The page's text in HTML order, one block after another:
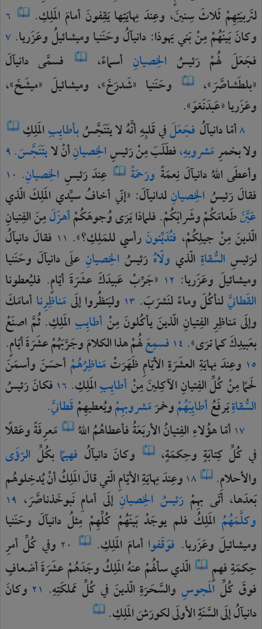
لتَربيَتِهِمْثَلاثَسِنينَ، وعِندَنِهايَتِهايَقِفونَ أمامَالمَلِكِ. ٦
وكانَبَينَهُمْمِنْبَنييَهوذا:دانيآلُوحَنَنياوميشائيلُوعَزَريا. ٧
فجَعَلَلهُمْرَئيسُ الخِصيانِ أسماءً، فسمَّى دانيآلَ
«بلطَشاصَّرَ»،
وحَنَنيا «شَدرَخَ»، وميشائيلَ «ميشَخَ»،
وعَزَريا«عَبدَنَغوَ».
٨أمّادانيآلُفجَعَلَفيقَلبِهِأنَّهُلايتَنَجَّسُبأطايِبِالمَلِكِ
ولابخمرِمَشروبهِ،فطَلَبَمِنْرَئيسِالخِصيانِأنْلايتَنَجَّسَ.٩
وأعطَىاللهُدانيآلَنِعمَةً ورَحمَةً عِندَرَئيسِالخِصيانِ. ١٠
فقالَرَئيسُالخِصيانِلدانيآلَ: «إنّيأخافُسيِّديالمَلِكَالّذي
عَيَّنَطَعامَكُمْوشَرابَكُمْ.فلماذايَرَىوُجوهَكُمْأهزَلَمِنَالفِتيانِ
الّذينَمِنْجيلِكُمْ، فتُدَيِّنونَرأسيللمَلِكِ؟». ١١ فقالَدانيآلُ
لرَئيسِ السُّقاةِالّذي ولّاهُرَئيسُ الخِصيانِ علَىدانيآلَ وحَنَنيا
وميشائيلَ وعَزَريا: ١٢ «جَرِّبْ عَبيدَكَ عشَرَةَ أيّامٍ. فليُعطونا
القَطانيَّلنأكُلَوماءًلنَشرَبَ. ١٣ وليَنظُرواإلَىمَناظِرِناأمامَكَ
وإلَىمَناظِرِالفِتيانِالّذينَيأكُلونَمِنْأطايِبِالمَلِكِ.ثُمَّاصنَعْ
بعَبيدِكَكماترَى». ١٤ فسمِعَلهُمْهذاالكلامَوجَرَّبَهُمْعشَرَةَأيّامٍ.
١٥ وعِندَنِهايَةِالعشَرَةِالأيّامِظَهَرَتْمَناظِرُهُمْأحسَنَوأسمَنَ
لَحمًامِنْكُلِّالفِتيانِالآكِلينَمِنْأطايِبِالمَلِكِ. ١٦ فكانَرَئيسُ
السُّقاةِيَرفَعُأطايِبَهُمْوخمرَمَشروبهِمْويُعطيهِمْقَطانيَّ.
١٧ أمّاهؤُلاءِالفِتيانُالأربَعَةُفأعطاهُمُاللهُ مَعرِفَةًوعَقلًا
في كُلِّ كِتابَةٍ وحِكمَةٍ، وكانَدانيآلُ فهيمًابكُلِّ الرّؤَى
والأحلامِ.
١٨وعِندَنِهايَةِالأيّامِالّتيقالَالمَلِكُأنْيُدخِلوهُم
بَعدَها، أتَى بهِمْ رَئيسُ الخِصيانِإلَى أمامِنَبوخَذناصَّرَ، ١٩
وكلَّمَهُمُ المَلِكُ فلم يوجَدْبَينَهُمْ كُلِّهِمْ مِثلُدانيآلَ وحَنَنيا
وميشائيلَوعَزَريا. فوَقَفوا أمامَ المَلِكِ. ٢٠ وفي كُلِّأمرِ
حِكمَةِفهمٍ الّذيسألهُمْعنهُالمَلِكُوجَدَهُمْعشَرَةَأضعافٍ
فوقَ كُلِّ المَجوسِ والسَّحَرَةِالّذينَفيكُلِّمَملكَتِهِ. ٢١ وكانَ
دانيآلُإلَىالسَّنَةِالأولَىلكورَشَالمَلِكِ.